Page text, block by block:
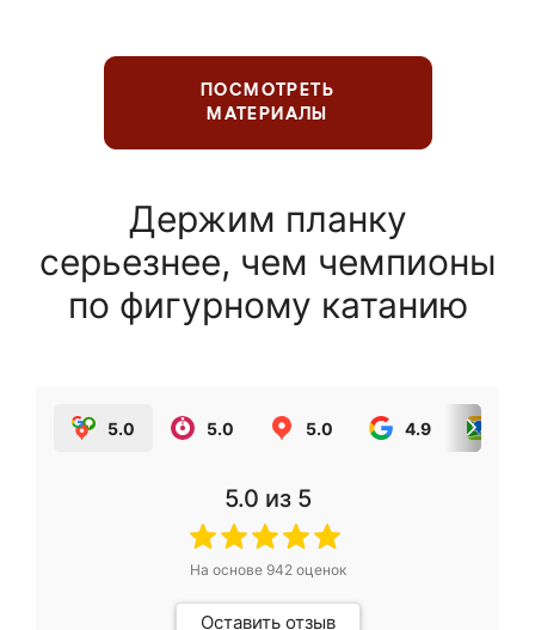
ПОСМОТРЕТЬ
МАТЕРИАЛЫ
Держим планку
серьезнее, чем чемпионы
по фигурному катанию
5.0 5.0 5.0 4.9
5.0 из 5
На основе 942оценок
Оставить отзыв